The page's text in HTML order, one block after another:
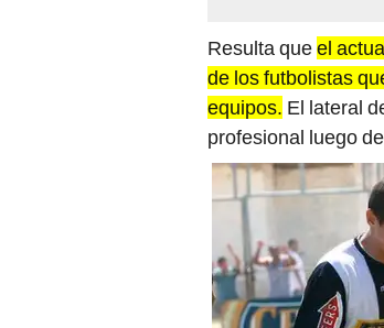
Resulta queel
de los futbolistas
equipos. El lateral
profesional luego